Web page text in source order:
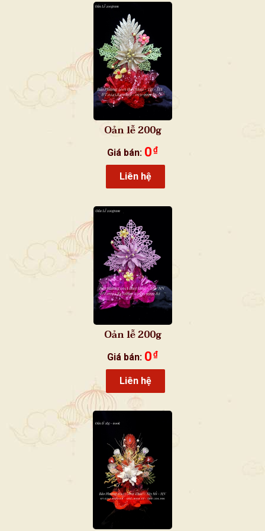
Oản lễ 200g
Giá bán: 0 ₫
Liên hệ
Oản lễ 200g
Giá bán: 0 ₫
Liên hệ